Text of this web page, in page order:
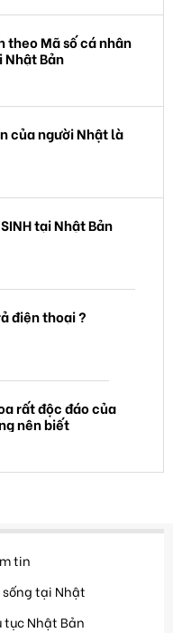
theo Mã số cá nhân
Bản
của người Nhật là
tại Nhật Bản
điện thoại ?
rất độc đáo của
nên biết
tin
tại Nhật
tục Nhật Bản